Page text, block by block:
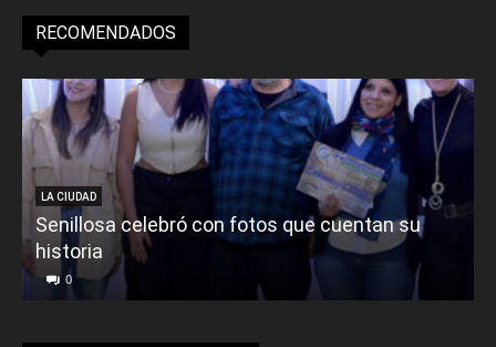
RECOMENDADOS
LA CIUDAD
Senillosa celebró con fotos que cuentan su
historia
0